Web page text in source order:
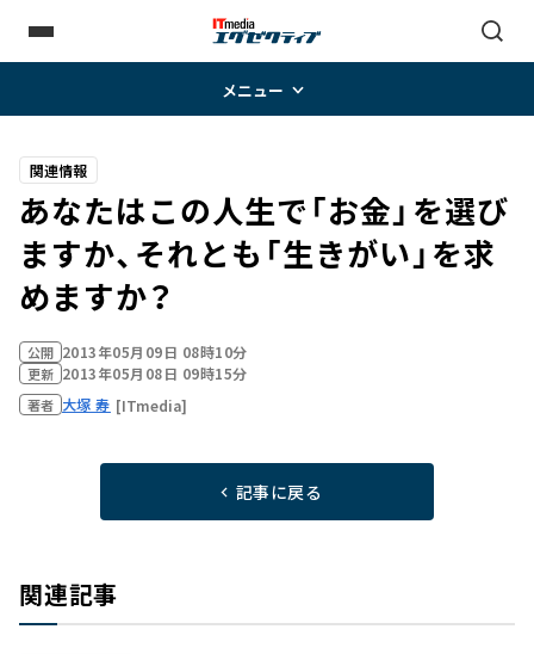
メニュー
関連情報
あなたはこの人生で「お金」を選び
ますか、それとも「生きがい」を求
めますか？
公開 2013年05月09日 08時10分
更新 2013年05月08日 09時15分
著者 大塚 寿 [ITmedia]
記事に戻る
関連記事